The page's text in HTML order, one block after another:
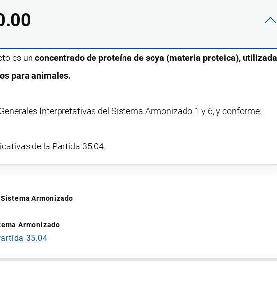
es unconcentrado de proteína de soya (materia proteica), utilizada
para animales.
Interpretativas del Sistema Armonizado 1 y 6, y conforme:
de la Partida 35.04.
Armonizado
Armonizado
35.04